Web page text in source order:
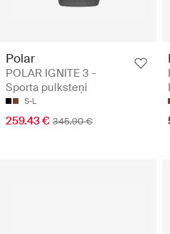
Polar
POLAR IGNITE 3 -
Sporta pulksteņi
S-L
259.43 € 345.90 €